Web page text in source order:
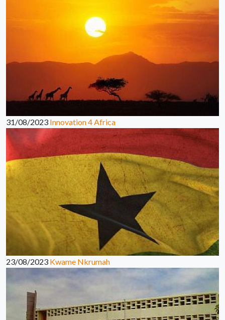
31/08/2023 Innovation 4 Africa
23/08/2023 Kwame Nkrumah